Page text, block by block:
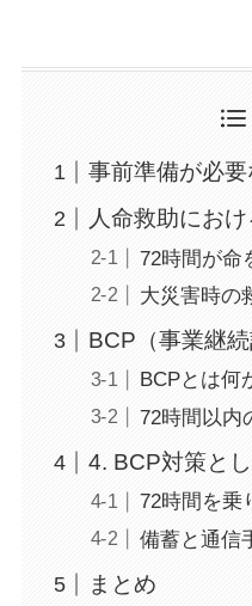
事前準備が必
人命救助にお
72時間が命
大災害時の
BCP（事業継
BCPとは何
72時間以内
4. BCP対策と
72時間を乗
備蓄と通信
まとめ